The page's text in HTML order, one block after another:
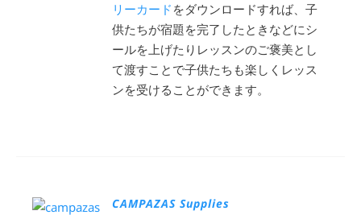
リーカード をダウンロードすれば、子
供たちが宿題を完了したときなどにシ
ールを上げたりレッスンのご褒美とし
て渡すことで子供たちも楽しくレッス
ンを受けることができます。
CAMPAZAS Supplies